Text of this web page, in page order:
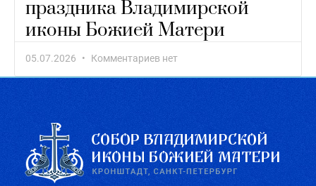
праздника Владимирской
иконы Божией Матери
05.07.2026 Комментариев нет